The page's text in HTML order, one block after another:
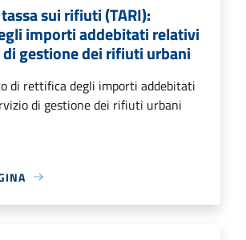
sui rifiuti (TARI):
importi addebitati relativi
gestione dei rifiuti urbani
di rettifica degli importi addebitati
di gestione dei rifiuti urbani